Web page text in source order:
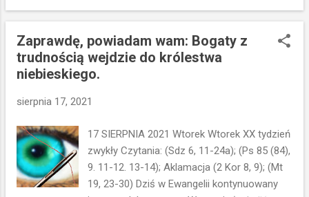
zaproszeniem. Powiedzieli rad...
przychodzi pora zapłaty za dzień pracy,
ile przepracował. Taka postawa wzbudza
postawę buntu grupy robotników, która
pracowała cały dzień. Dla nich to nieuczciwe,
tylko jedną godzinę. Gospodarz daje taką
czy nie o denara umówiłeś się ze mną? Weź,
co twoje, i odejdź. Chcę też i temu
ostatniemu dać tak samo jak tobie. Czy mi
nie wolno uczynić ze swoim, co chcę? Czy
Zaprawdę, powiadam wam: Bogaty z
trudnością wejdzie do królestwa
niebieskiego.
sierpnia 17, 2021
17 SIERPNIA 2021 Wtorek Wtorek XX tydzień
zwykły Czytania: (Sdz 6, 11-24a); (Ps 85 (84),
9. 11-12. 13-14); Aklamacja (2 Kor 8, 9); (Mt
19, 23-30) Dziś w Ewangelii kontynuowany